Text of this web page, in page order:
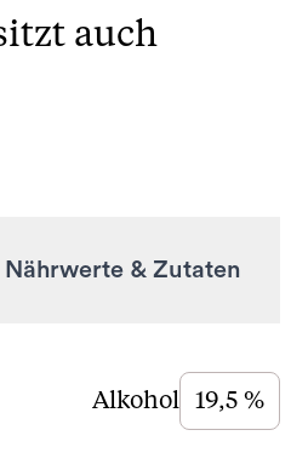
auch
Nährwerte & Zutaten
Alkohol
19,5 %